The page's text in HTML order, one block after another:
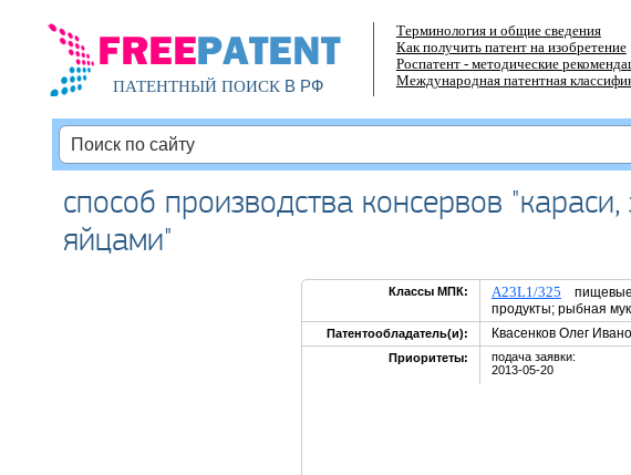
ПАТЕНТНЫЙ ПОИСКВ РФ
Терминология и общие сведения
Как получить патент на изобретение
Роспатент - методические
Международная патентная
способ производства консервов
яйцами"
Классы МПК: A23L1/325 пищевые
продукты; рыбная
Патентообладатель(и): Квасенков Олег
Приоритеты:
подача заявки:
2013-05-20